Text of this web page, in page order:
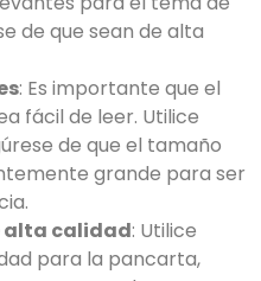
de que sean de alta
: Es importante que el
fácil de leer. Utilice
de que el tamaño
grande para ser
alta calidad: Utilice
para la pancarta,